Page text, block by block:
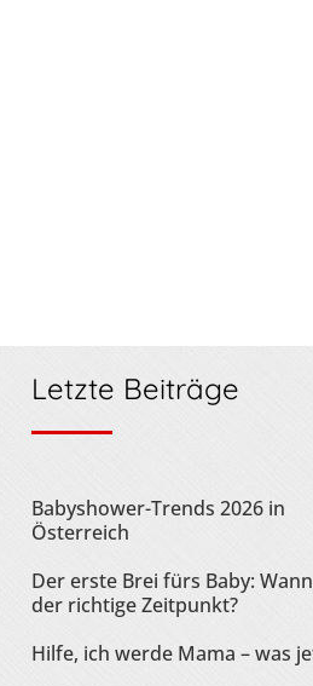
Letzte Beiträge
Babyshower-Trends 2026 in
Österreich
Der erste Brei fürs Baby:
der richtige Zeitpunkt?
Hilfe, ich werde Mama – was